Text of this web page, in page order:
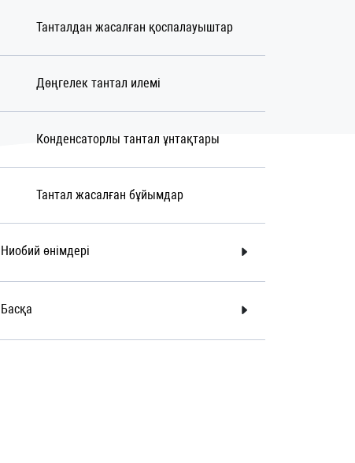
Танталдан жасалған қоспалауыштар
Дөңгелек тантал илемі
Конденсаторлы тантал ұнтақтары
Тантал жасалған бұйымдар
Ниобий өнімдері
Басқа